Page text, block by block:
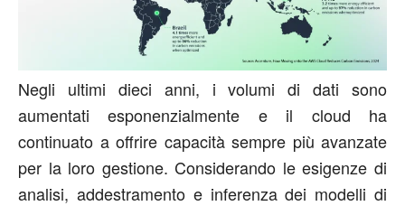
Negli ultimi dieci anni, i volumi di dati sono
aumentati esponenzialmente e il cloud ha
continuato a offrire capacità sempre più avanzate
per la loro gestione. Considerando le esigenze di
analisi, addestramento e inferenza dei modelli di